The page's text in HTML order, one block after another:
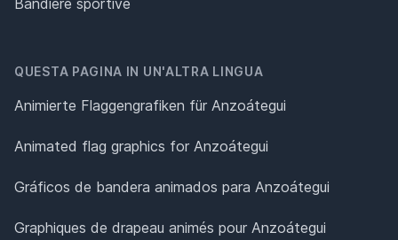
QUESTA PAGINA IN UN'ALTRA LINGUA
Animierte Flaggengrafiken für Anzoátegui
Animated flag graphics for Anzoátegui
Gráficos de bandera animados para Anzoátegui
Graphiques de drapeau animés pour Anzoátegui